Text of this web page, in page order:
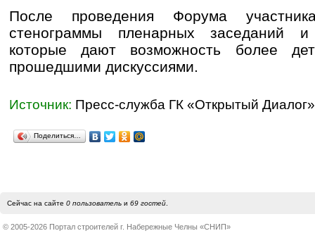
После проведения Форума
стенограммы пленарных заседаний и
которые дают возможность более
прошедшими дискуссиями.
Источник: Пресс-служба ГК «Открытый
Поделиться…
Сейчас на сайте 0 пользовательи 69 гостей.
© 2005-2026 Портал строителей г. Набережные Челны «СНИП»